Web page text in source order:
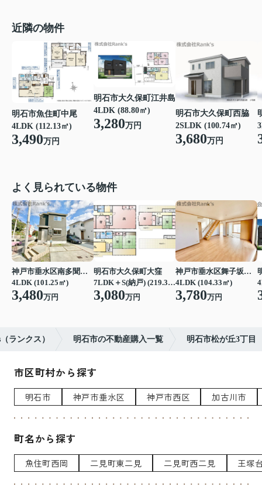
近隣の物件
明石市魚住町中尾
4LDK (112.13㎡)
3,490万円
明石市大久保町江井島
4LDK (88.80㎡)
3,280万円
明石市大久保町西脇
2SLDK (100.74㎡)
3,680万円
よく見られている物件
神戸市垂水区南多聞台４丁目
4LDK (101.25㎡)
3,480万円
明石市大久保町大窪
7LDK＋S(納戸) (219.39㎡)
3,080万円
神戸市垂水区舞子坂３丁目
4LDK (104.33㎡)
3,780万円
ランクス） 明石市の不動産購入一覧 明石市松が丘3丁目
市区町村から探す
明石市 神戸市垂水区 神戸市西区 加古川市
町名から探す
魚住町西岡 二見町東二見 二見町西二見 王塚